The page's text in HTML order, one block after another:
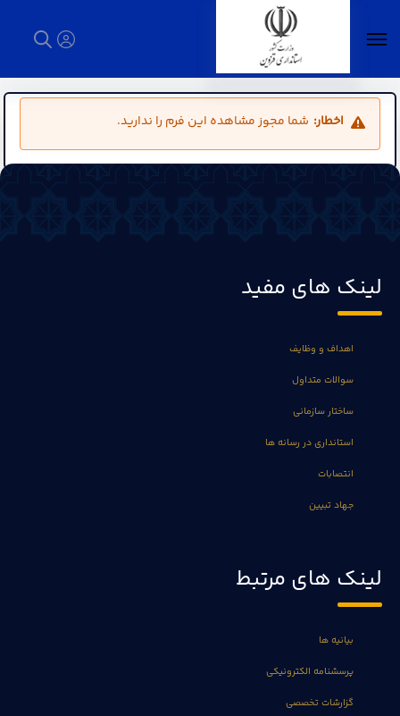
فرم ثبت نام اعضای شعب انتخابات - استانداری
قزوین اخطار: شما مجوز مشاهده این فرم را ندارید.
لینک های مفید
اهداف و وظایف
سوالات متداول
ساختار سازمانی
استانداری در رسانه ها
انتصابات
جهاد تبیین
لینک های مرتبط
بیانیه ها
پرسشنامه الکترونیکی
گزارشات تخصصی